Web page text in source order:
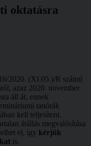
oktatásra
2020. (XI.05.)/R számú
azaz 2020. november
áll át, ennek
tanórák
kell teljesíteni.
átállás megvalósítása
el, így kérjük
is.